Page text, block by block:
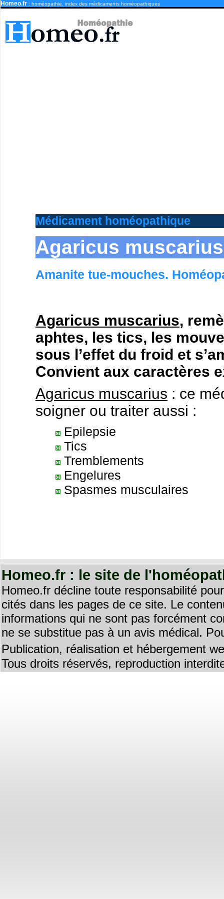
Homeo.fr : homéopathie, index des médicaments homéopathiques
Médicament homéopathique
Agaricus
Amanite tue-mouches.
Agaricus muscarius,
aphtes, les tics, les
sous l’effet du froid et
Convient aux caractères
Agaricus muscarius : ce
soigner ou traiter aussi :
Epilepsie
Tics
Tremblements
Engelures
Spasmes musculaires
Homeo.fr : le site de
Homeo.fr décline toute responsabilité
cités dans les pages de ce site. Le
informations qui ne sont pas forcément
ne se substitue pas à un avis médical.
Publication, réalisation et hébergement
Tous droits réservés, reproduction